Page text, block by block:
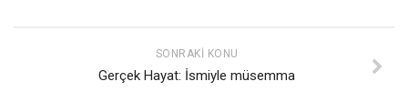
Gıda-Beslenme
SONRAKI KONU
Gerçek Hayat: İsmiyle müsemma